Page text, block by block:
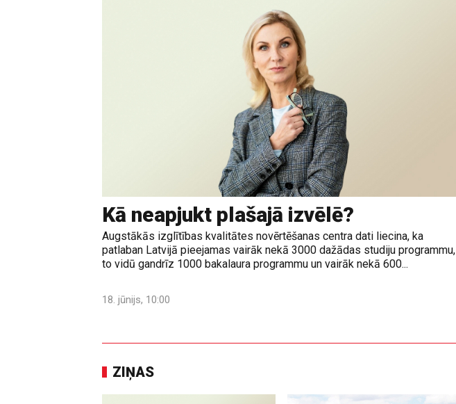
Kā neapjukt plašajā izvēlē?
Augstākās izglītības kvalitātes novērtēšanas centra dati liecina, ka
patlaban Latvijā pieejamas vairāk nekā 3000 dažādas studiju programmu,
to vidū gandrīz 1000 bakalaura programmu un vairāk nekā 600...
18. jūnijs, 10:00
ZIŅAS